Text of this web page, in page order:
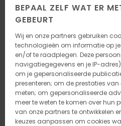
BEPAAL ZELF WAT ER
GEBEURT
Wij en onze partners gebruiken
technologieën om informatie op
en/of te raadplegen. Deze
navigatiegegevens en je IP-
om je gepersonaliseerde
presenteren; om de prestaties
meten; om gepersonaliseerde
meer te weten te komen over hun
van onze partners te ontwikkelen
keuzes aanpassen om cookies